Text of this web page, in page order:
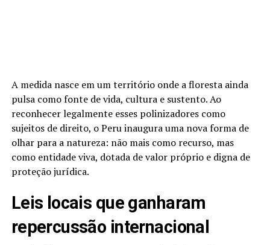
A medida nasce em um território onde a floresta ainda
pulsa como fonte de vida, cultura e sustento. Ao
reconhecer legalmente esses polinizadores como
sujeitos de direito, o Peru inaugura uma nova forma de
olhar para a natureza: não mais como recurso, mas
como entidade viva, dotada de valor próprio e digna de
proteção jurídica.
Leis locais que ganharam
repercussão internacional